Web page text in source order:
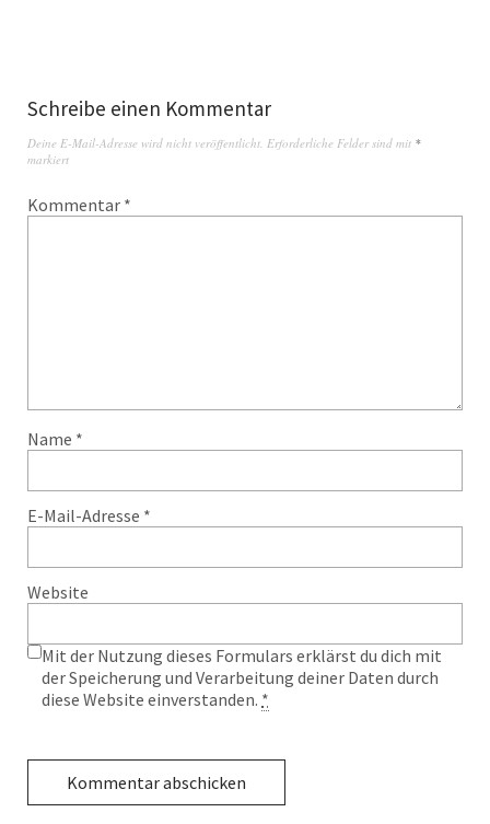
Schreibe einen Kommentar
Deine E-Mail-Adresse wird nicht veröffentlicht. Erforderliche Felder sind mit *
markiert
Kommentar *
Name *
E-Mail-Adresse *
Website
Mit der Nutzung dieses Formulars erklärst du dich mit
der Speicherung und Verarbeitung deiner Daten durch
diese Website einverstanden. *